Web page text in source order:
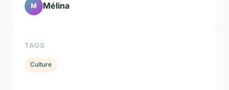
M Mélina
TAGS
Culture